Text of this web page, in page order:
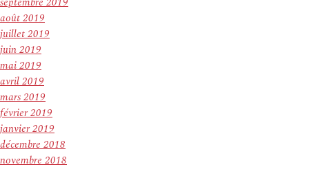
août 2019
juillet 2019
juin 2019
mai 2019
avril 2019
mars 2019
février 2019
janvier 2019
décembre 2018
novembre 2018